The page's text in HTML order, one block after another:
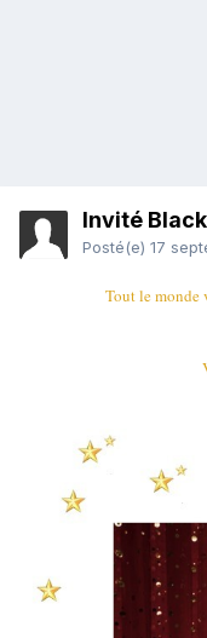
Invité
Posté(e) 17
Tout le monde